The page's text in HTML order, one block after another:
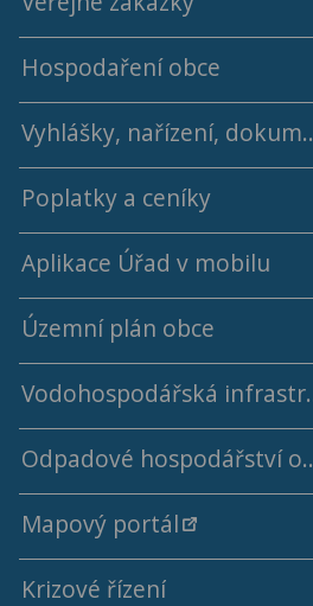
2014 - 2018
Hospodaření obce
Střednědobý výhled rozpočtu
Rok 2026
Rok 2025
Rok 2024
Rok 2023
Rok 2022
Rok 2021
Rok 2020
Vyhlášky, nařízení, dokumenty obce
Poplatky a ceníky
Aplikace Úřad v mobilu
Územní plán obce
Vodohospodářská infrastruktura
Ceny a kalkulace vodného a stočného
Výsledky rozborů pitné vody
Odpadové hospodářství obce
Mapový portál
Krizové řízení